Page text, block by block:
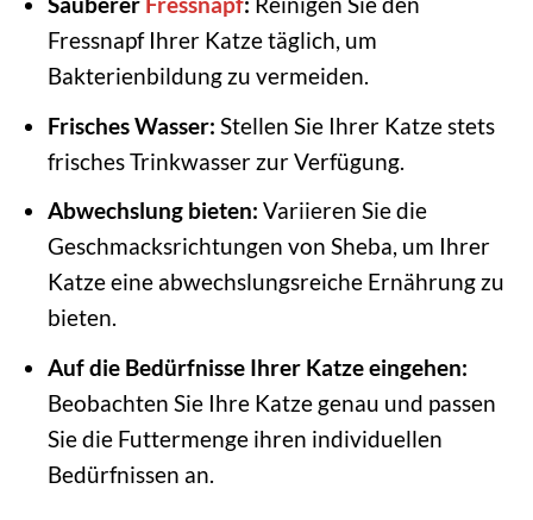
Fressnapf Ihrer Katze täglich, um
Bakterienbildung zu vermeiden.
Frisches Wasser: Stellen Sie Ihrer Katze stets
frisches Trinkwasser zur Verfügung.
Abwechslung bieten: Variieren Sie die
Geschmacksrichtungen von Sheba, um Ihrer
Katze eine abwechslungsreiche Ernährung zu
bieten.
Auf die Bedürfnisse Ihrer Katze eingehen:
Beobachten Sie Ihre Katze genau und passen
Sie die Futtermenge ihren individuellen
Bedürfnissen an.